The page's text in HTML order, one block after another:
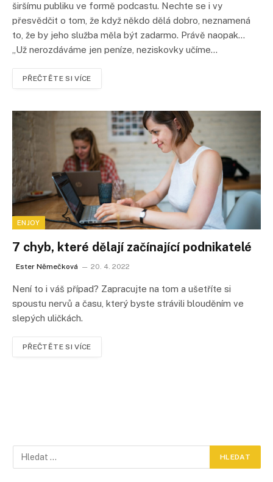
širšímu publiku ve formě podcastu. Nechte se i vy
přesvědčit o tom, že když někdo dělá dobro, neznamená
to, že by jeho služba měla být zadarmo. Právě naopak…
„Už nerozdáváme jen peníze, neziskovky učíme…
PŘEČTĚTE SI VÍCE
ENJOY
7 chyb, které dělají začínající podnikatelé
Ester Němečková 20. 4. 2022
Není to i váš případ? Zapracujte na tom a ušetříte si
spoustu nervů a času, který byste strávili blouděním ve
slepých uličkách.
PŘEČTĚTE SI VÍCE